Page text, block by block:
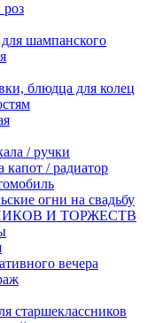
роз
шампанского
блюдца для колец
/ ручки
капот / радиатор
огни на свадьбу
И ТОРЖЕСТВ
вечера
старшеклассников